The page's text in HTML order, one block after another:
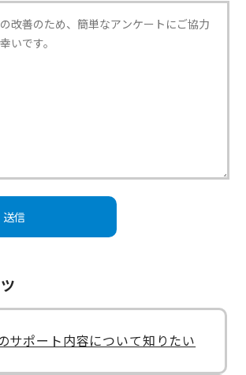
サポート内容について知りたい